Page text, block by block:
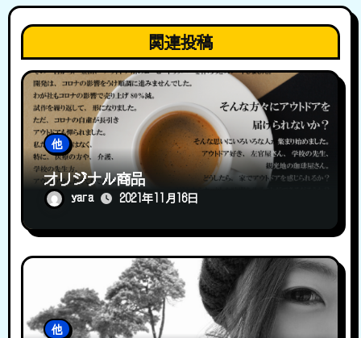
関連投稿
他
オリジナル商品
yara 2021年11月16日
他